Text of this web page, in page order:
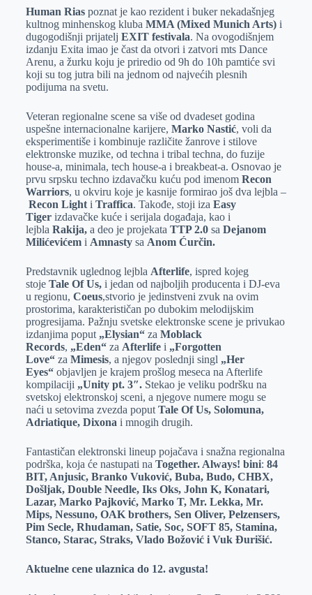
Human Riaspoznat je kao rezident i buker nekadašnjeg
kultnog minhenskog kluba MMA (Mixed Munich Arts)i
dugogodišnji prijatelj EXIT festivala. Na ovogodišnjem
izdanju Exita imao je čast da otvori i zatvori mts Dance
Arenu, a žurku koju je priredio od 9h do 10h pamtiće svi
koji su tog jutra bili na jednom od najvećih plesnih
podijuma na svetu.
Veteran regionalne scene sa više od dvadeset godina
uspešne internacionalne karijere, Marko Nastić, voli da
eksperimentiše i kombinuje različite žanrove i stilove
elektronske muzike, od techna i tribal techna, do fuzije
house-a, minimala, tech house-a i breakbeat-a. Osnovao je
prvu srpsku techno izdavačku kuću pod imenom Recon
Warriors, u okviru koje je kasnije formirao još dva lejbla –
Recon Lighti Traffica. Takođe, stoji iza Easy
Tigerizdavačke kuće i serijala događaja, kao i
lejbla Rakija,a deo je projekata TTP 2.0sa Dejanom
Milićevićemi Amnasty sa Anom Ćurčin.
Predstavnik uglednog lejbla Afterlife, ispred kojeg
stoje Tale Of Us,i jedan od najboljih producenta i DJ-eva
u regionu, Coeus,stvorio je jedinstveni zvuk na ovim
prostorima, karakterističan po dubokim melodijskim
progresijama. Pažnju svetske elektronske scene je privukao
izdanjima poput „Elysian“za Moblack
Records, „Eden“za Afterlifei „Forgotten
Love“za Mimesis, a njegov poslednji singl „Her
Eyes“objavljen je krajem prošlog meseca na Afterlife
kompilaciji „Unity pt. 3″.Stekao je veliku podršku na
svetskoj elektronskoj sceni, a njegove numere mogu se
naći u setovima zvezda poput Tale Of Us, Solomuna,
Adriatique, Dixona i mnogih drugih.
Fantastičan elektronski lineup pojačava i snažna regionalna
podrška, koja će nastupati na Together. Always! bini: 84
BIT, Anjusic, Branko Vuković, Buba, Budo, CHBX,
Došljak, Double Needle, Iks Oks, John K, Konatari,
Lazar, Marko Pajković, Marko T, Mr. Lekka, Mr.
Mips, Nessuno, OAK brothers, Sen Oliver, Pelzensers,
Pim Secle, Rhudaman, Satie, Soc, SOFT 85, Stamina,
Stanco, Starac, Straks, Vlado Božović i Vuk Đurišić.
Aktuelne cene ulaznica do 12. avgusta!